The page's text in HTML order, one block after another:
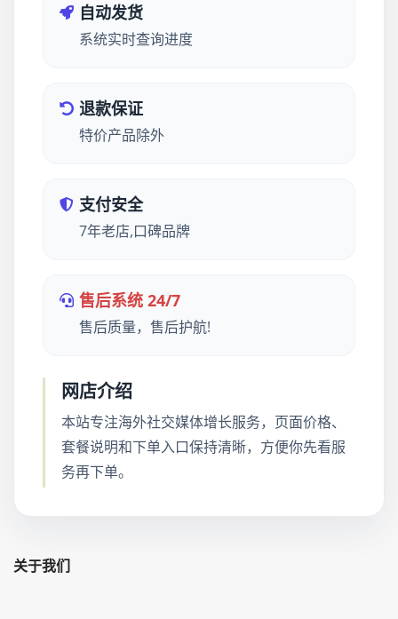
自动发货
系统实时查询进度
退款保证
特价产品除外
支付安全
7年老店,口碑品牌
售后系统 24/7
售后质量，售后护航!
网店介绍
本站专注海外社交媒体增长服务，页面价格、
套餐说明和下单入口保持清晰，方便你先看服
务再下单。
关于我们